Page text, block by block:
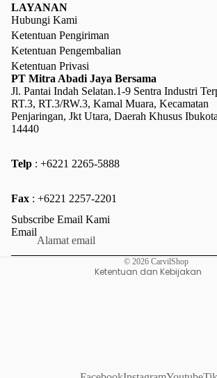
LAYANAN
Hubungi Kami
Ketentuan Pengiriman
Ketentuan Pengembalian
Ketentuan Privasi
PT Mitra Abadi Jaya Bersama
Jl. Pantai Indah Selatan.1-9 Sentra Industri
RT.3, RT.3/RW.3, Kamal Muara, Kecamatan
Penjaringan, Jkt Utara, Daerah Khusus
14440
Telp : +6221 2265-5888
Fax : +6221 2257-2201
Subscribe Email Kami
Email
© 2026 CarvilShop
Ketentuan dan Kebijakan